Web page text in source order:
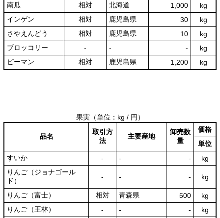
南瓜
相対 北海道 1,000
kg
インゲン
相対 鹿児島県 30
kg
さやえんどう
相対 鹿児島県 10
kg
ブロッコリー
‐ ‐ ‐
kg
ピーマン
相対 鹿児島県 1,200 kg
果実（単位：kg / 円）
品名
取引方
法
主要産地
卸売数
量
価格
単位
すいか
‐ ‐ ‐
kg
りんご（ジョナゴール
ド）
‐ ‐ ‐ kg
りんご（富士） 相対 青森県 500
kg
りんご（王林）
‐ ‐ ‐
kg